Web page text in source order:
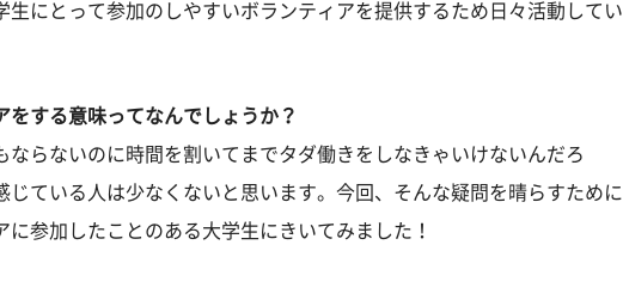
生にとって参加のしやすいボランティアを提供するため日々活動してい
をする意味ってなんでしょうか？
ならないのに時間を割いてまでタダ働きをしなきゃいけないんだろ
ている人は少なくないと思います。今回、そんな疑問を晴らすために
に参加したことのある大学生にきいてみました！